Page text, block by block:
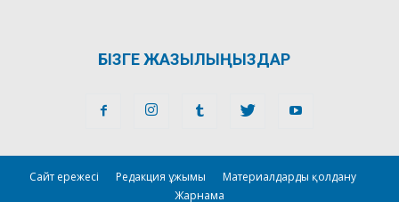
БІЗГЕ ЖАЗЫЛЫҢЫЗДАР
Сайт ережесі Редакция ұжымы
Материалдарды қолдану
Жарнама